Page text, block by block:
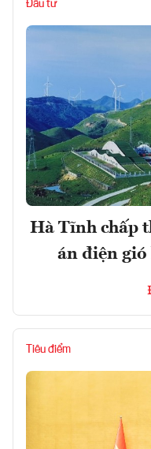
Đầu tư
Hà Tĩnh chấp
án điện gió
Tiêu điểm